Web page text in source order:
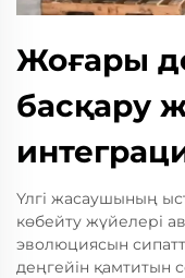
Жоғары
басқару
Үлгі жасаушының
көбейту жүйелері
эволюциясын
деңгейін қамтитын